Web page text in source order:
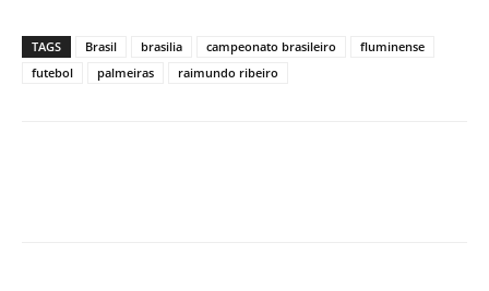
TAGS Brasil brasilia campeonato brasileiro
fluminense
futebol
palmeiras raimundo ribeiro